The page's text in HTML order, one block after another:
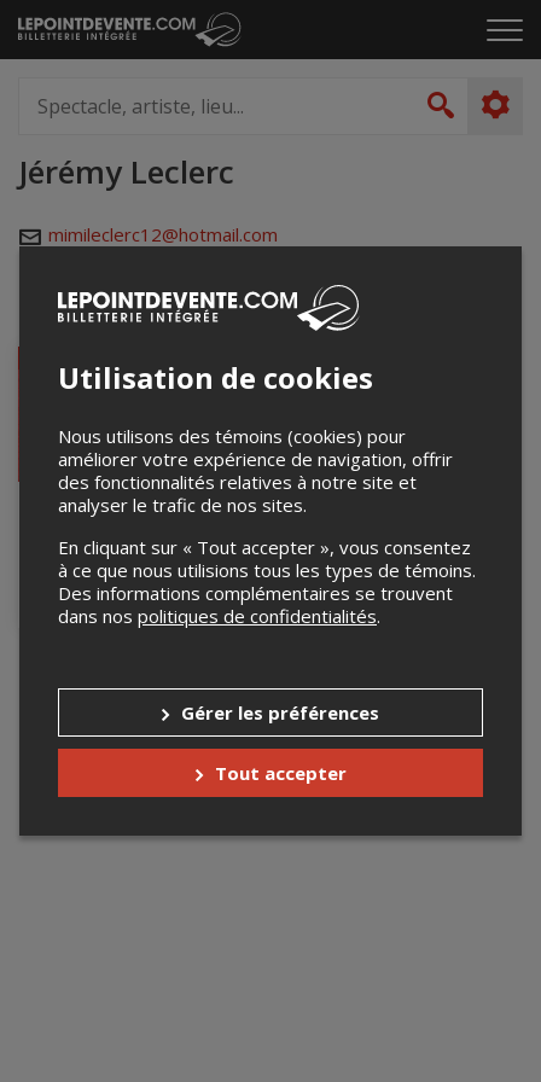
Passer
au
le
artiste,
lieu...
Jérémy Leclerc
mimileclerc12@hotmail.com
Événements à venir
The Dams, Le Jour &
19 septembre 2026, 20h00
Rock café le stage, Trois-
Rivières, QC
Utilisation de cookies
Nous utilisons des témoins (cookies) pour
améliorer votre expérience de navigation, offrir
des fonctionnalités relatives à notre site et
analyser le trafic de nos sites.
En cliquant sur « Tout accepter », vous consentez
à ce que nous utilisions tous les types de témoins.
Des informations complémentaires se trouvent
dans nos politiques de confidentialités.
Gérer les préférences
Tout accepter